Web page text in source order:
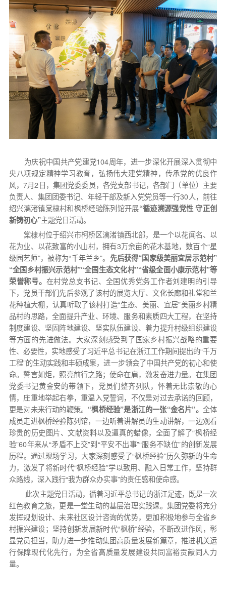
为庆祝中国共产党建党104周年，进一步深化开展深入贯彻中
央八项规定精神学习教育，弘扬伟大建党精神，传承党的优良作
风，7月2日，集团党委委员，各党支部书记，各部门（单位）主要
负责人、集团团委书记、年轻干部及新入党党员等一行30人，前往
绍兴漓渚镇棠棣村和枫桥经验陈列馆开展“循迹溯源强党性 守正创
新铸初心”主题党日活动。
棠棣村位于绍兴市柯桥区漓渚镇西北部，是一个以花闻名、以
花为业、以花致富的小山村，拥有3万余亩的花木基地，数百个“星
级园艺师”，被称为“千年兰乡”。 先后获得“国家级美丽宜居示范村”
“全国乡村振兴示范村”“全国生态文化村”“省级全面小康示范村”等
荣誉称号。 在村党总支书记、全国优秀党务工作者刘建明的引导
下，党员干部们先后参观了该村的展览大厅、文化长廊和礼堂和兰
花种植大棚，认真听取了该村打造“生态、美丽、宜居”美丽乡村精
品村的思路，全面提升产业、环境、服务和素质四大工程，在坚持
制度建设、坚固阵地建设、坚实队伍建设、着力提升村级组织建设
等方面的先进做法。大家深刻感受到了国家乡村振兴战略的重要
性、必要性，实地感受了习近平总书记在浙江工作期间提出的“千万
工程”的生动实践和丰硕成果，进一步领会了中国共产党的初心和使
命。誓言如炬，照亮前行之路；使命在肩，激发奋进力量。在集团
党委书记黄金安的带领下，党员们整齐列队，怀着无比崇敬的心
情，庄重地举起右拳，重温入党誓词，不仅是对过去承诺的回顾，
更是对未来行动的鞭策。 “枫桥经验”是浙江的一张“金名片”。 全体
成员走进枫桥经验陈列馆，一边听着讲解员的生动讲解，一边观看
珍贵的历史图片、文献资料以及逼真的蜡像，全面了解了“枫桥经
验”60年来从“矛盾不上交”到“平安不出事”“服务不缺位”的创新发展
历程。通过现场学习，大家深刻感受了“枫桥经验”历久弥新的生命
力，激发了将新时代“枫桥经验”学以致用、融入日常工作，坚持群
众路线，深入践行“我为群众办实事”的责任感和使命感。
此次主题党日活动，循着习近平总书记的浙江足迹，既是一次
红色教育之旅，更是一堂生动的基层治理实践课。集团党委将充分
发挥规划设计、未来社区设计咨询的优势，更加积极地参与全省乡
村振兴建设；坚持创新发展新时代“枫桥”经验，不断改进作风，彰
显党员担当，助力进一步推动集团高质量发展新篇章，推进机关运
行保障现代化先行，为全省高质量发展建设共同富裕贡献同人力
量。